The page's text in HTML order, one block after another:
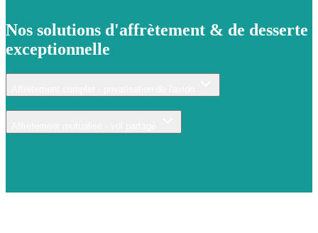
Nos solutions d'affrètement & de desserte
exceptionnelle